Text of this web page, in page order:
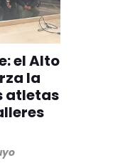
el Alto
la
atletas